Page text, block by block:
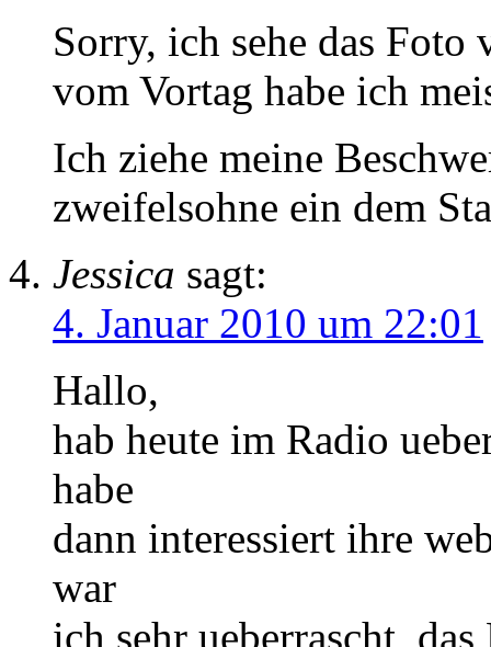
Sorry, ich sehe das Foto
vom Vortag habe ich
Ich ziehe meine
zweifelsohne ein dem
Jessica sagt:
4. Januar 2010 um 22:01
Hallo,
hab heute im Radio
habe
dann interessiert ihre
war
ich sehr ueberrascht,